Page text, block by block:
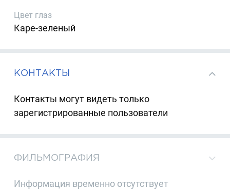
Цвет глаз
Каре-зеленый
КОНТАКТЫ
Контакты могут видеть только
зарегистрированные пользователи
ФИЛЬМОГРАФИЯ
Информация временно отсутствует